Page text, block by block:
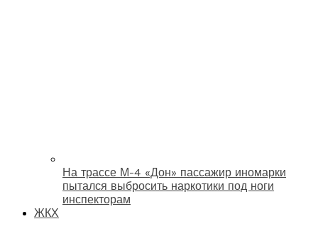
На трассе М-4 «Дон» пассажир иномарки
пытался выбросить наркотики под ноги
инспекторам
ЖКХ